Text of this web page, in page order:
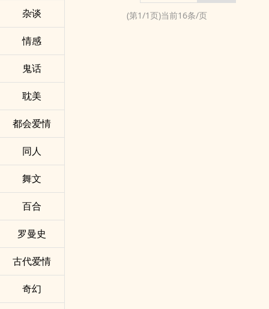
杂谈
情感
鬼话
耽美
都会爱情
同人
舞文
百合
罗曼史
古代爱情
奇幻
(第1/1页)当前16条/页